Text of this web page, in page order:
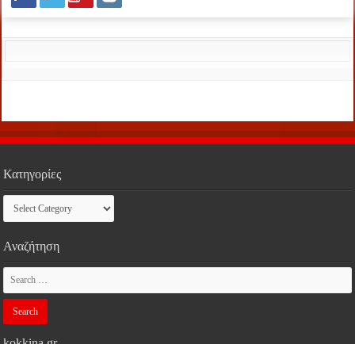
Κατηγορίες
Κατηγορίες
Αναζήτηση